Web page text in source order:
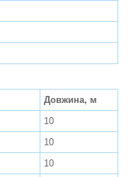
Довжина, м
10
10
10